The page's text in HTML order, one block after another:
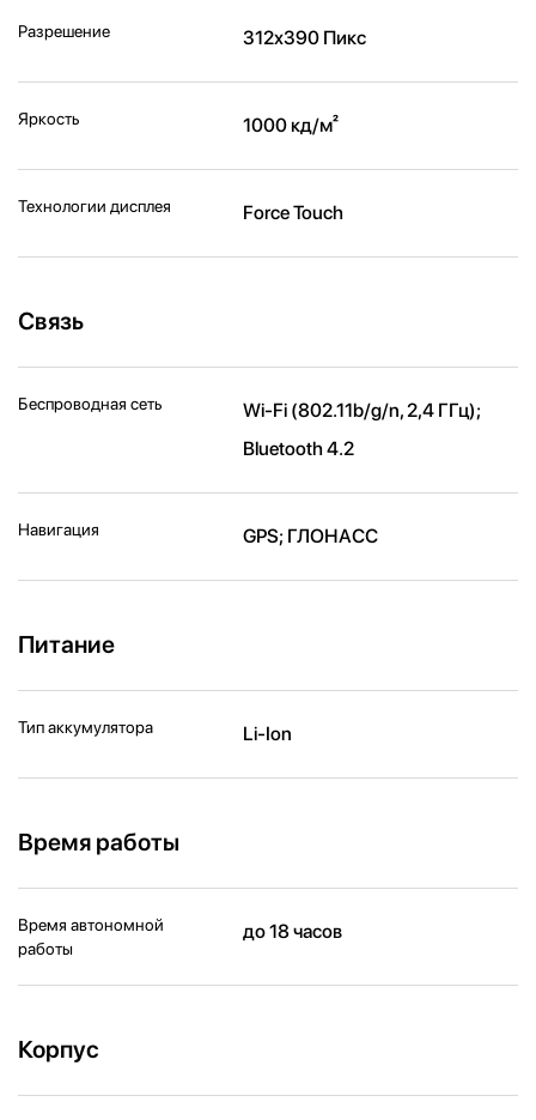
Разрешение 312х390 Пикс
Яркость 1000 кд/ м²
Технологии дисплея Force Touch
Связь
Беспроводная сеть
Wi-Fi (802.11b/ g/ n, 2,4 ГГц);
Bluetooth 4.2
Навигация GPS; ГЛОНАСС
Питание
Тип аккумулятора Li-Ion
Время работы
Время автономной
работы
до 18 часов
Корпус